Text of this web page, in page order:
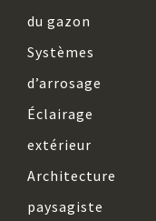
du gazon
Systèmes
d’arrosage
Éclairage
extérieur
Architecture
paysagiste